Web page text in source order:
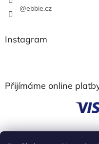
@ebbie.cz
Instagram
Přijímáme online